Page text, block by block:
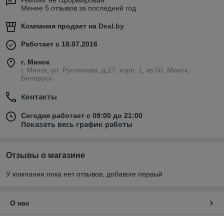
Менее 5 отзывов за последний год
Компания продает на Deal.by
Работает с 18.07.2016
г. Минск
г. Минск, ул. Русиянова, д.27, корп. 1, кв.50, Минск,
Беларусь
Контакты
Сегодня работает с 09:00 до 21:00
Показать весь график работы
Отзывы о магазине
У компании пока нет отзывов, добавьте первый
О нас